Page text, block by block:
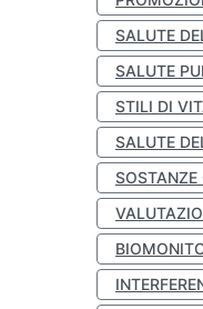
SALUTE
SALUTE
STILI DI
SALUTE
SOSTANZE